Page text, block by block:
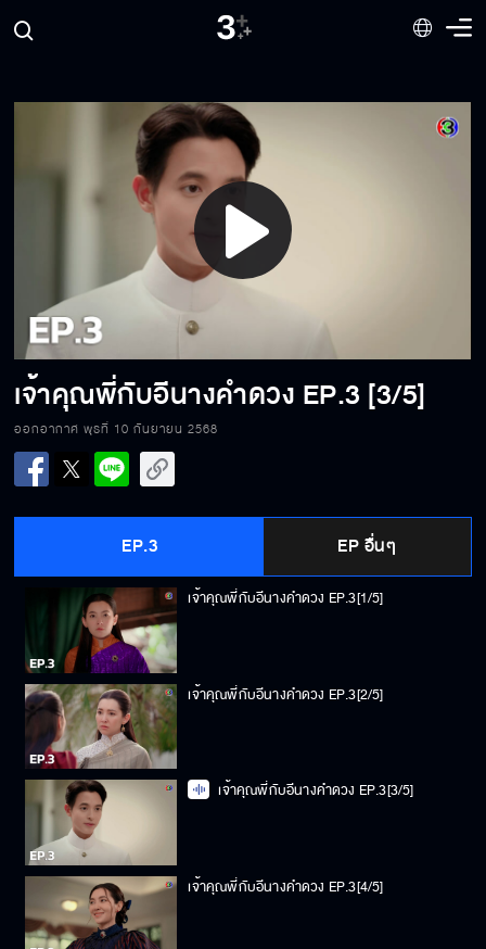
Play
เจ้าคุณพี่กับอีนางคำดวง EP.3 [3/5]
ออกอากาศ พุธที่ 10 กันยายน 2568
EP.3 EP อื่นๆ
เจ้าคุณพี่กับอีนางคำดวง EP.3[1/5]
เจ้าคุณพี่กับอีนางคำดวง EP.3[2/5]
เจ้าคุณพี่กับอีนางคำดวง EP.3[3/5]
เจ้าคุณพี่กับอีนางคำดวง EP.3[4/5]